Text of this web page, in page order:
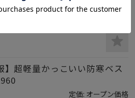
品なキルティングのおしゃれな雷神ベスト。
服のインナーとしてもアウターとしてレジャ
アルに使えるおすすめ商品。空調風神服と同
（別売）で動く雷神発熱ユニット（別売）が
】超軽量かっこいい防寒ベス
定価: オープン価格